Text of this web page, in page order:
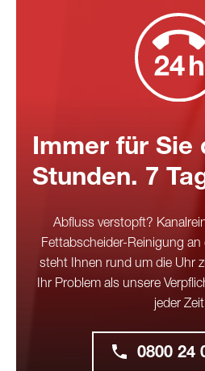
Immer für Sie
Stunden. 7
Abfluss verstopft?
Fettabscheider-Reinigung an
steht Ihnen rund um die Uhr
Ihr Problem als unsere
jeder
0800 24